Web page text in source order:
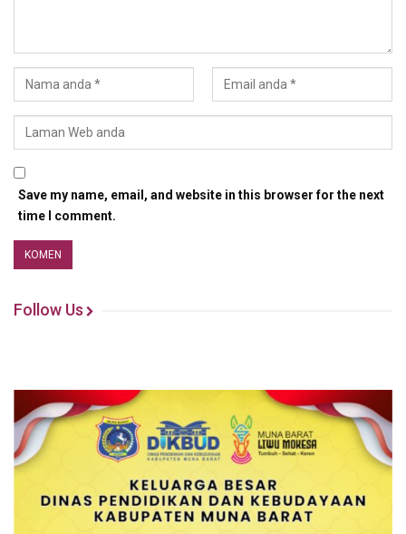
Save my name, email, and website in this browser for the next
time I comment.
Follow Us